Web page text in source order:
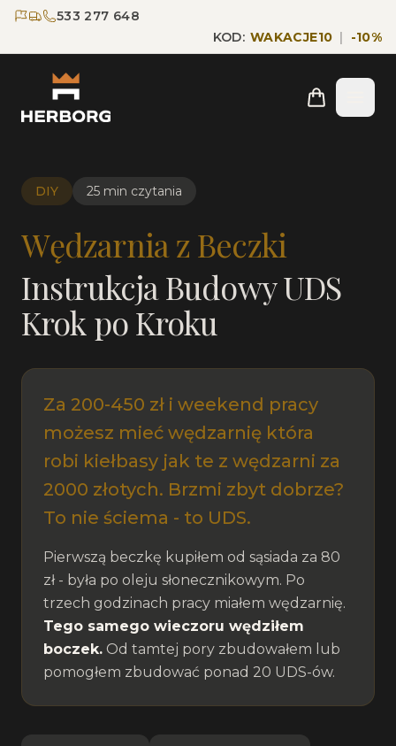
Przejdź do głównej treści
Przejdź do nawigacji
533 277 648
KOD: WAKACJE10 | -10%
Strona główna
Wędzarnia z beczki - instrukcja
DIY 25 min czytania
Wędzarnia z Beczki
Instrukcja Budowy UDS
Krok po Kroku
Za 200-450 zł i weekend pracy
możesz mieć wędzarnię która
robi kiełbasy jak te z wędzarni za
2000 złotych. Brzmi zbyt dobrze?
To nie ściema - to UDS.
Pierwszą beczkę kupiłem od sąsiada za 80
zł - była po oleju słonecznikowym. Po
trzech godzinach pracy miałem wędzarnię.
Tego samego wieczoru wędziłem
boczek. Od tamtej pory zbudowałem lub
pomogłem zbudować ponad 20 UDS-ów.